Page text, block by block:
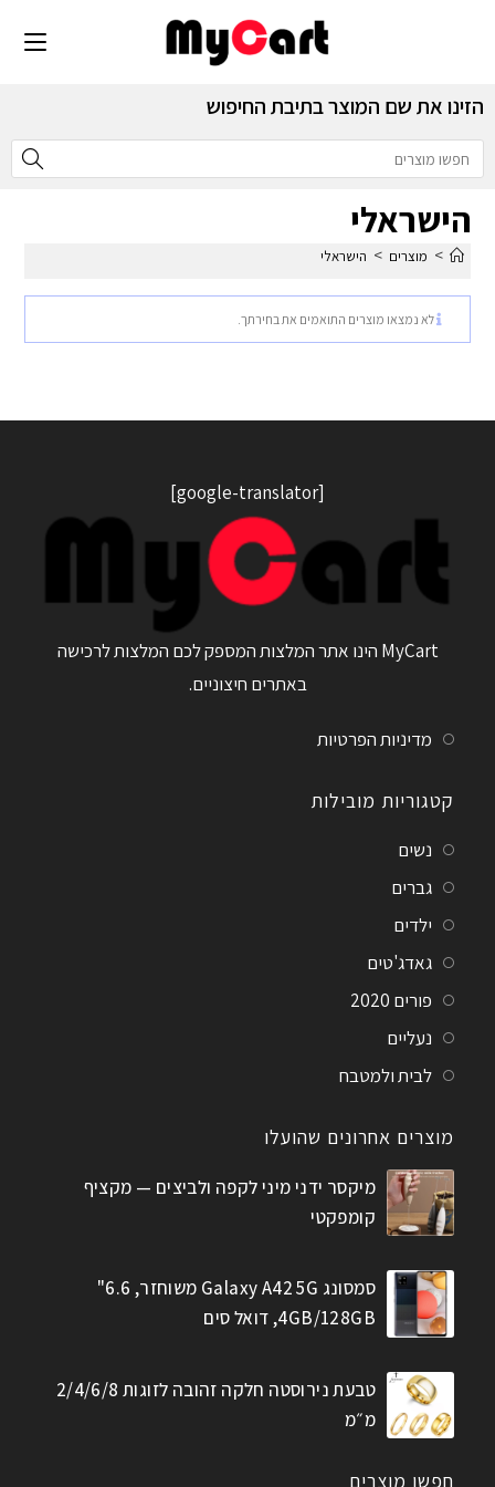
הזינו את שם המוצר בתיבת החיפוש
הישראלי
> מוצרים > הישראלי
לא נמצאו מוצרים התואמים את בחירתך.
[google-translator]
MyCart הינו אתר המלצות המספק לכם המלצות לרכישה
באתרים חיצוניים.
מדיניות הפרטיות
קטגוריות מובילות
נשים
גברים
ילדים
גאדג'טים
פורים 2020
נעליים
לבית ולמטבח
מוצרים אחרונים שהועלו
מיקסר ידני מיני לקפה ולביצים — מקציף
קומפקטי
סמסונג Galaxy A42 5G משוחזר, 6.6"
4GB/128GB, דואל סים
טבעת נירוסטה חלקה זהובה לזוגות 2/4/6/8
מ״מ
חפשו מוצרים